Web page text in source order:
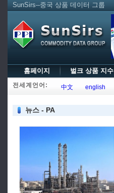
SunSirs--중국 상품 데이터 그룹
홈페이지 벌크 상품 지수
전세계언어: 中文 english
뉴스 - PA